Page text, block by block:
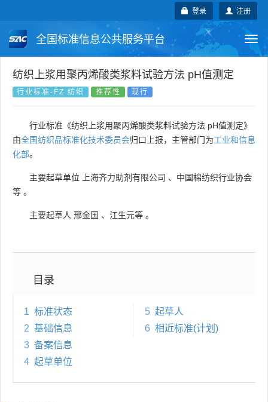
注册
登录
全国标准信息公共服务平台
国家标准 行业标准 地方标准
国外标准 技术委员会
纺织上浆用聚丙烯酸类浆料试验方法 pH值测定
行业标准-FZ 纺织 推荐性 现行
行业标准《纺织上浆用聚丙烯酸类浆料试验方法 pH值测定》
由全国纺织品标准化技术委员会归口上报，主管部门为工业和信息
化部。
主要起草单位 上海齐力助剂有限公司 、 中国棉纺织行业协会
等 。
主要起草人 邢金国 、 江生元等 。
目录
1 标准状态
2 基础信息
3 备案信息
4 起草单位
5 起草人
6 相近标准(计划)